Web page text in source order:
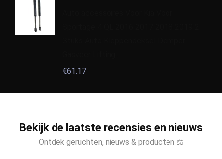
€61.17
Bekijk de laatste recensies en nieuws
Ontdek geruchten, nieuws & producten ⚖